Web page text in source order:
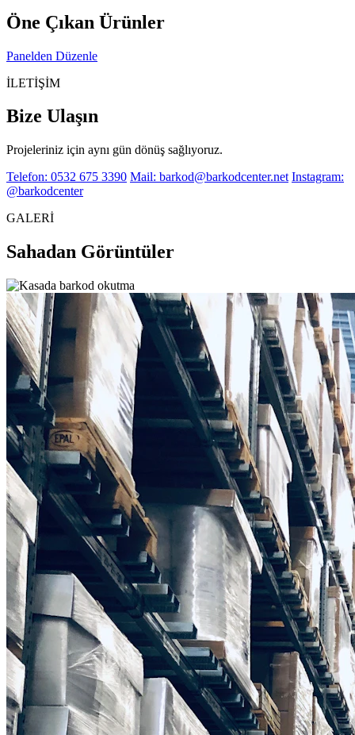
Öne Çıkan Ürünler
Panelden Düzenle
İLETİŞİM
Bize Ulaşın
Projeleriniz için aynı gün dönüş sağlıyoruz.
Telefon: 0532 675 3390 Mail: barkod@barkodcenter.net Instagram:
@barkodcenter
GALERİ
Sahadan Görüntüler